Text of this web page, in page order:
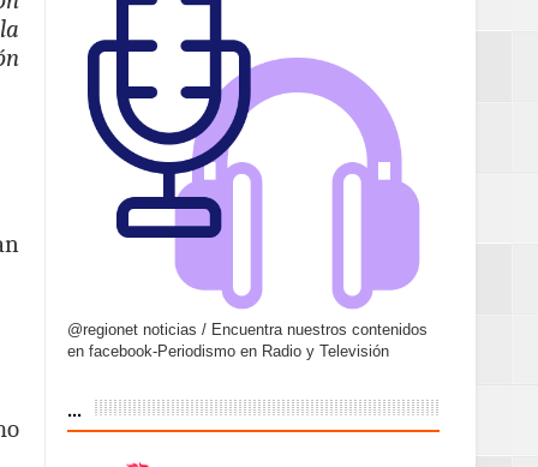
@regionet noticias / Encuentra nuestros contenidos
en facebook-Periodismo en Radio y Televisión
...